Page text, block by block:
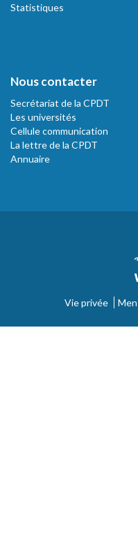
Statistiques
Nous contacter
Secrétariat de la CPDT
Les universités
Cellule communication
La lettre de la CPDT
Annuaire
Vie privée